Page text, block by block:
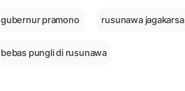
gubernur pramono rusunawa jagakarsa
bebas pungli di rusunawa